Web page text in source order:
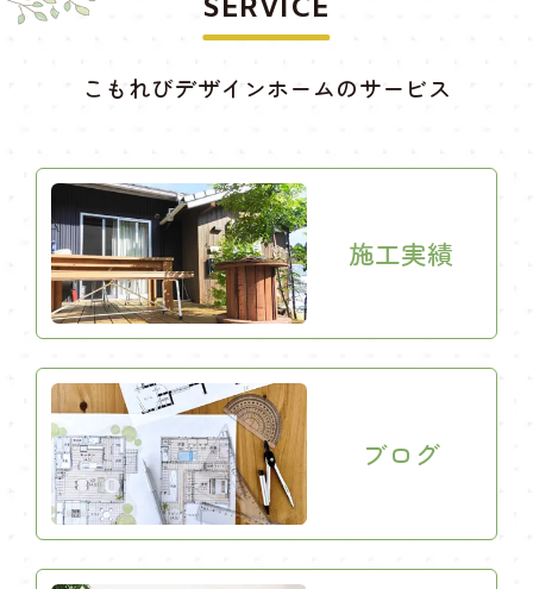
SERVICE
こもれびデザインホームのサービス
施工実績
ブログ